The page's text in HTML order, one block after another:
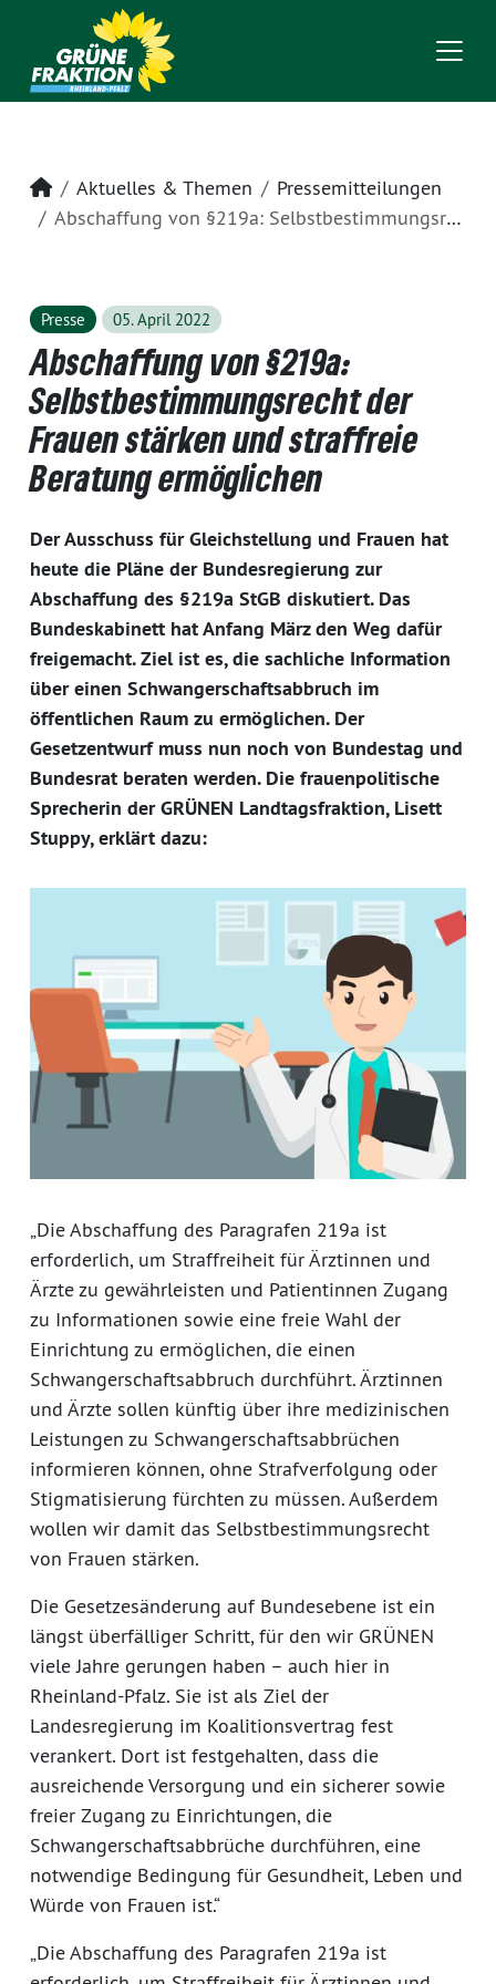
Startseite
Aktuelles & Themen
Pressemitteilungen
Abschaffung von §219a: Selbstbestimmungsrecht der Frauen stärken und straffreie Beratung ermöglichen
Presse 05. April 2022
Abschaffung von §219a:
Selbstbestimmungsrecht der
Frauen stärken und straffreie
Beratung ermöglichen
Der Ausschuss für Gleichstellung und Frauen hat
heute die Pläne der Bundesregierung zur
Abschaffung des §219a StGB diskutiert. Das
Bundeskabinett hat Anfang März den Weg dafür
freigemacht. Ziel ist es, die sachliche Information
über einen Schwangerschaftsabbruch im
öffentlichen Raum zu ermöglichen. Der
Gesetzentwurf muss nun noch von Bundestag und
Bundesrat beraten werden. Die frauenpolitische
Sprecherin der GRÜNEN Landtagsfraktion, Lisett
Stuppy, erklärt dazu:
„Die Abschaffung des Paragrafen 219a ist
erforderlich, um Straffreiheit für Ärztinnen und
Ärzte zu gewährleisten und Patientinnen Zugang
zu Informationen sowie eine freie Wahl der
Einrichtung zu ermöglichen, die einen
Schwangerschaftsabbruch durchführt. Ärztinnen
und Ärzte sollen künftig über ihre medizinischen
Leistungen zu Schwangerschaftsabbrüchen
informieren können, ohne Strafverfolgung oder
Stigmatisierung fürchten zu müssen. Außerdem
wollen wir damit das Selbstbestimmungsrecht
von Frauen stärken.
Die Gesetzesänderung auf Bundesebene ist ein
längst überfälliger Schritt, für den wir GRÜNEN
viele Jahre gerungen haben – auch hier in
Rheinland-Pfalz. Sie ist als Ziel der
Landesregierung im Koalitionsvertrag fest
verankert. Dort ist festgehalten, dass die
ausreichende Versorgung und ein sicherer sowie
freier Zugang zu Einrichtungen, die
Schwangerschaftsabbrüche durchführen, eine
notwendige Bedingung für Gesundheit, Leben und
Würde von Frauen ist.“
„Die Abschaffung des Paragrafen 219a ist